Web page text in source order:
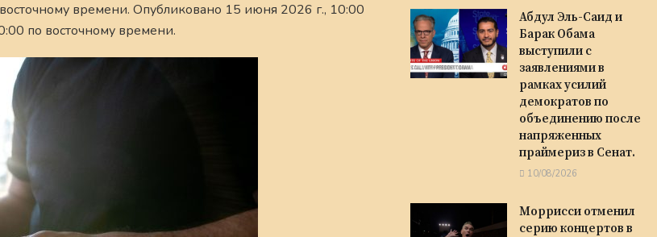
времени. Опубликовано 15 июня 2026 г., 10:00
по восточному времени.
Абдул Эль-Саид и
Барак Обама
выступили с
заявлениями в
рамках усилий
демократов по
объединению после
напряженных
праймериз в Сенат.
10/08/2026
Моррисси отменил
серию концертов в